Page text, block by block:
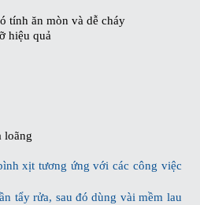
tính ăn mòn và dễ cháy
hiệu quả
loãng
xịt tương ứng với các công việc
tẩy rửa, sau đó dùng vài mềm lau